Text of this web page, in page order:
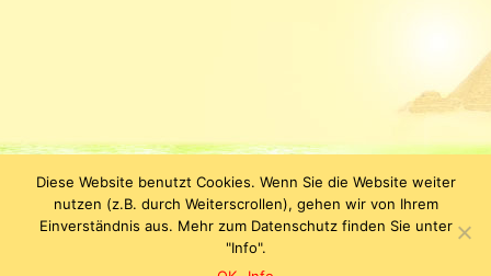
Datenschutzerklärung
KLEOPATRA Kosmetik & Figurstudio |
Jenergasse 15 | D-07743 Jena | Tel. +49 (0) 3641-638110 | E-Mail:
info(at)kleopatrakosmetik.de
Impressum
Datenschutz
Diese Website benutzt Cookies. Wenn Sie die Website weiter
nutzen (z.B. durch Weiterscrollen), gehen wir von Ihrem
Einverständnis aus. Mehr zum Datenschutz finden Sie unter
"Info".